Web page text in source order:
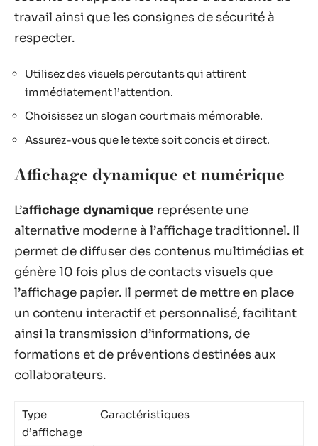
travail ainsi que les consignes de sécurité à
respecter.
Utilisez des visuels percutants qui attirent
immédiatement l’attention.
Choisissez un slogan court mais mémorable.
Assurez-vous que le texte soit concis et direct.
Affichage dynamique et numérique
L’affichage dynamique représente une
alternative moderne à l’affichage traditionnel. Il
permet de diffuser des contenus multimédias et
génère 10 fois plus de contacts visuels que
l’affichage papier. Il permet de mettre en place
un contenu interactif et personnalisé, facilitant
ainsi la transmission d’informations, de
formations et de préventions destinées aux
collaborateurs.
Type
d’affichage
Caractéristiques